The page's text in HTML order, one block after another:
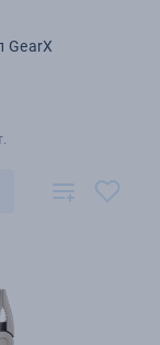
GearX